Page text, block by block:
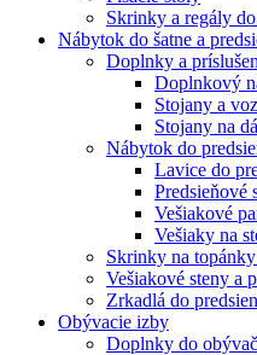
Skrinky a regály
Nábytok do šatne a
Doplnky a
Doplnkový
Stojany a
Stojany na
Nábytok do
Lavice do
Predsieňové
Vešiakové
Vešiaky na
Skrinky na
Vešiakové steny a
Zrkadlá do
Obývacie izby
Doplnky do